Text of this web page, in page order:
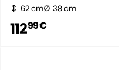
62 cm 38 cm
11299 €